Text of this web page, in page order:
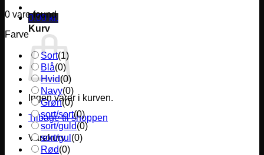
0,00 kr.
Kurv
Ingen varer i kurven.
Tilbage til shoppen
Varekurv
0 vare found
Farve
Sort(1)
Blå(0)
Hvid(0)
Navy(0)
Grøn(0)
sort/sort(0)
sort/guld(0)
sort/gul (0)
Rød(0)